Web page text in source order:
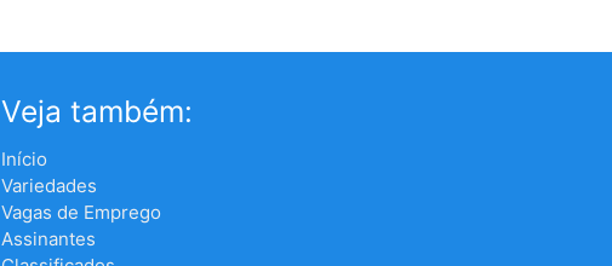
Veja também:
Início
Variedades
Vagas de Emprego
Assinantes